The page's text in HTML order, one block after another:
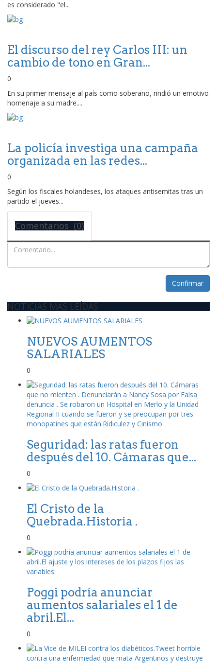
es considerado "el...
El discurso del rey Carlos III: un
cambio de tono en Gran...
0
En su primer mensaje al país como soberano, rindió un emotivo
homenaje a su madre....
La policía investiga una campaña
organizada en las redes...
0
Según los fiscales holandeses, los ataques antisemitas tras un
partido el jueves...
Comentarios (0)
Confirmar
NOTICIAS MAS LEÍDAS
NUEVOS AUMENTOS
SALARIALES
0
Seguridad: las ratas fueron
después del 10. Cámaras que...
0
El Cristo de la
Quebrada.Historia .
0
Poggi podría anunciar
aumentos salariales el 1 de
abril.El...
0